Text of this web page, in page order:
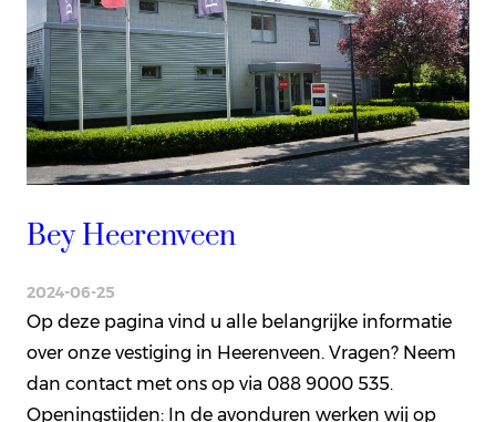
Bey Heerenveen
2024-06-25
Op deze pagina vind u alle belangrijke informatie
over onze vestiging in Heerenveen. Vragen? Neem
dan contact met ons op via 088 9000 535.
Openingstijden: In de avonduren werken wij op